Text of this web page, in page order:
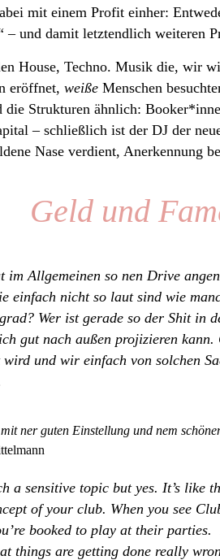
mit einem Profit einher:
– und damit letztendlich weiteren
House, Techno. Musik die, wir
eröffnet, weiße Menschen
die Strukturen ähnlich:
– schließlich ist der DJ der
Nase verdient,
Geld und
im Allgemeinen so nen Drive
einfach nicht so laut sind wie
Wer ist gerade so der Shit in
gut nach außen projizieren
und wir einfach von solchen
mit ner guten Einstellung und nem
a sensitive topic but yes. It’s like
of your club. When you see
booked to play at their
things are getting done really